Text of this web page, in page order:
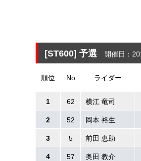
[ST600] 予選 開催日：
順位 No ライダー
1 62 横江 竜司
2 52 岡本 裕生
3 5 前田 恵助
4 57 奥田 教介